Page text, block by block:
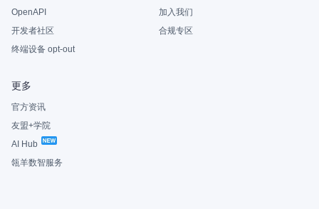
OpenAPI
开发者社区
终端设备 opt-out
加入我们
合规专区
更多
官方资讯
友盟+学院
AI Hub
瓴羊数智服务